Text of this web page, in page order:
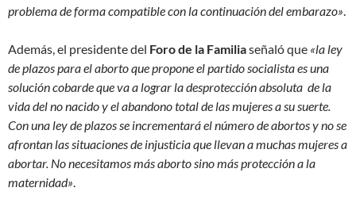
problema de forma compatible con la continuación del embarazo».
Además, el presidente del Foro de la Familiaseñaló que «la ley
de plazos para el aborto que propone el partido socialista es una
solución cobarde que va a lograr la desprotección absoluta de la
vida del no nacido y el abandono total de las mujeres a su suerte.
Con una ley de plazos se incrementará el número de abortos y no se
afrontan las situaciones de injusticia que llevan a muchas mujeres a
abortar. No necesitamos más aborto sino más protección a la
maternidad».